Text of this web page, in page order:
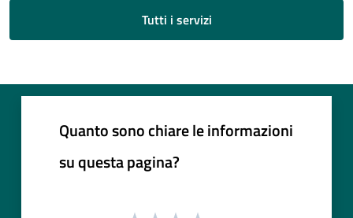
Tutti i servizi
Quanto sono chiare le informazioni
su questa pagina?